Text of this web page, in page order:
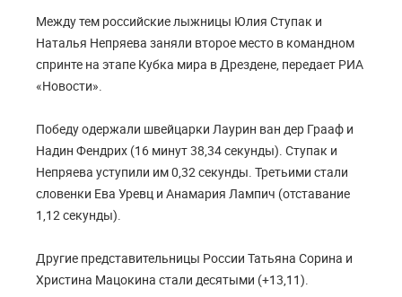
Между тем российские лыжницы Юлия Ступак и
Наталья Непряева заняли второе место в командном
спринте на этапе Кубка мира в Дрездене, передает РИА
«Новости».
Победу одержали швейцарки Лаурин ван дер Грааф и
Надин Фендрих (16 минут 38,34 секунды). Ступак и
Непряева уступили им 0,32 секунды. Третьими стали
словенки Ева Уревц и Анамария Лампич (отставание
1,12 секунды).
Другие представительницы России Татьяна Сорина и
Христина Мацокина стали десятыми (+13,11).